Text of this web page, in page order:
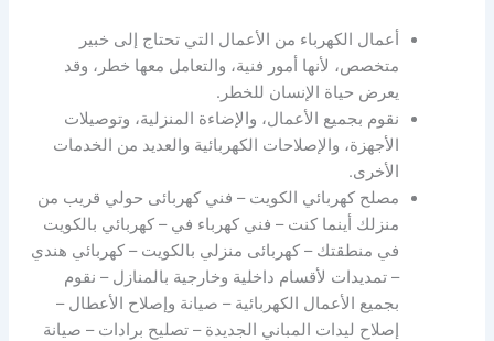
أعمال الكهرباء من الأعمال التي تحتاج إلى خبير
متخصص، لأنها أمور فنية، والتعامل معها خطر، وقد
يعرض حياة الإنسان للخطر.
نقوم بجميع الأعمال، والإضاءة المنزلية، وتوصيلات
الأجهزة، والإصلاحات الكهربائية والعديد من الخدمات
الأخرى.
مصلح كهربائي الكويت – فني كهربائى حولي قريب من
منزلك أينما كنت – فني كهرباء في – كهربائي بالكويت
في منطقتك – كهربائى منزلي بالكويت – كهربائي هندي
– تمديدات لأقسام داخلية وخارجية بالمنازل – نقوم
بجميع الأعمال الكهربائية – صيانة وإصلاح الأعطال –
إصلاح ليدات المباني الجديدة – تصليح برادات – صيانة